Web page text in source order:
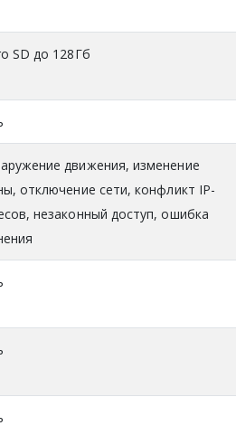
SD до 128Гб
движения, изменение
отключение сети, конфликт IP-
незаконный доступ, ошибка